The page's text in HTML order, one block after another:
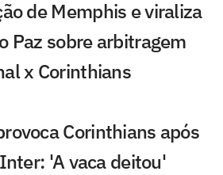
de Memphis e viraliza
Paz sobre arbitragem
x Corinthians
Corinthians após
'A vaca deitou'